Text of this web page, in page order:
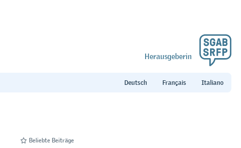
Herausgeberin
Beliebte Beiträge